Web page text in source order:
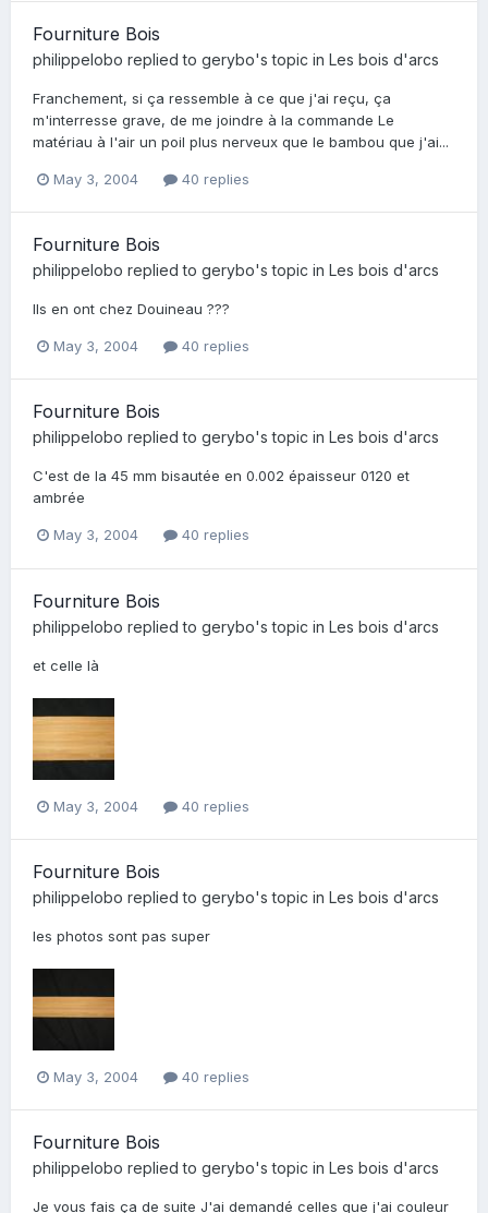
Fourniture Bois
philippelobo replied to gerybo's topic in Les bois d'arcs
Franchement, si ça ressemble à ce que j'ai reçu, ça
m'interresse grave, de me joindre à la commande Le
matériau à l'air un poil plus nerveux que le bambou que j'ai...
May 3, 2004 40 replies
Fourniture Bois
philippelobo replied to gerybo's topic in Les bois d'arcs
Ils en ont chez Douineau ???
May 3, 2004 40 replies
Fourniture Bois
philippelobo replied to gerybo's topic in Les bois d'arcs
C'est de la 45 mm bisautée en 0.002 épaisseur 0120 et
ambrée
May 3, 2004 40 replies
Fourniture Bois
philippelobo replied to gerybo's topic in Les bois d'arcs
et celle là
May 3, 2004 40 replies
Fourniture Bois
philippelobo replied to gerybo's topic in Les bois d'arcs
les photos sont pas super
May 3, 2004 40 replies
Fourniture Bois
philippelobo replied to gerybo's topic in Les bois d'arcs
Je vous fais ça de suite J'ai demandé celles que j'ai couleur